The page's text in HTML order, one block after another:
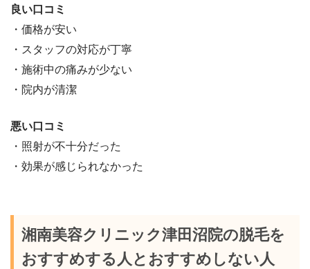
良い口コミ
・価格が安い
・スタッフの対応が丁寧
・施術中の痛みが少ない
・院内が清潔
悪い口コミ
・照射が不十分だった
・効果が感じられなかった
湘南美容クリニック津田沼院の脱毛を
おすすめする人とおすすめしない人